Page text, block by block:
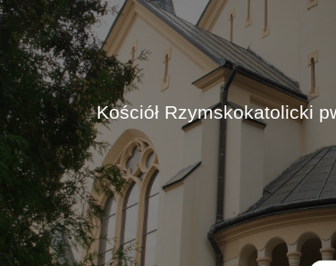
Kościół Rzymskokatolicki